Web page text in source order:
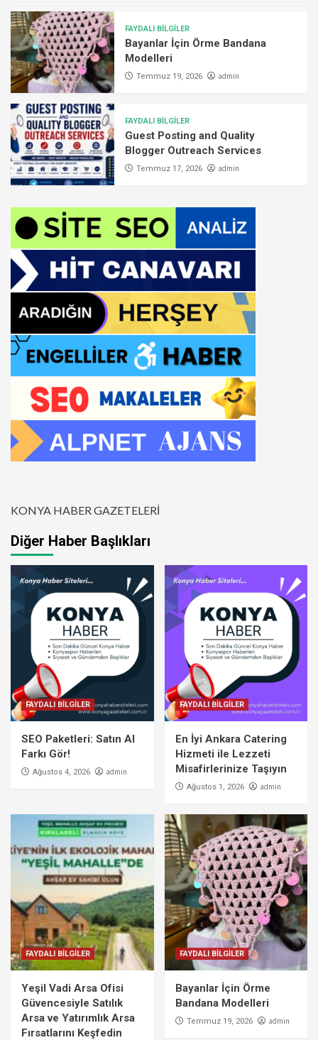
FAYDALI BİLGİLER
Bayanlar İçin Örme Bandana
Modelleri
Temmuz 19, 2026 admin
FAYDALI BİLGİLER
Guest Posting and Quality
Blogger Outreach Services
Temmuz 17, 2026 admin
KONYA HABER GAZETELERİ
Diğer Haber Başlıkları
FAYDALI BİLGİLER
SEO Paketleri: Satın Al
Farkı Gör!
Ağustos 4, 2026 admin
FAYDALI BİLGİLER
En İyi Ankara Catering
Hizmeti ile Lezzeti
Misafirlerinize Taşıyın
Ağustos 1, 2026 admin
FAYDALI BİLGİLER
Yeşil Vadi Arsa Ofisi
Güvencesiyle Satılık
Arsa ve Yatırımlık Arsa
Fırsatlarını Keşfedin
FAYDALI BİLGİLER
Bayanlar İçin Örme
Bandana Modelleri
Temmuz 19, 2026 admin